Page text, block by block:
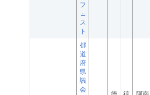
フ
ェ
ス
ト
都
道
府
県
議
会